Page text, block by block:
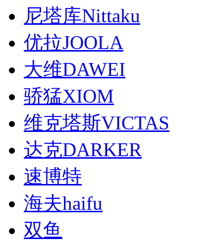
尼塔库Nittaku
优拉JOOLA
大维DAWEI
骄猛XIOM
维克塔斯VICTAS
达克DARKER
速博特
海夫haifu
双鱼